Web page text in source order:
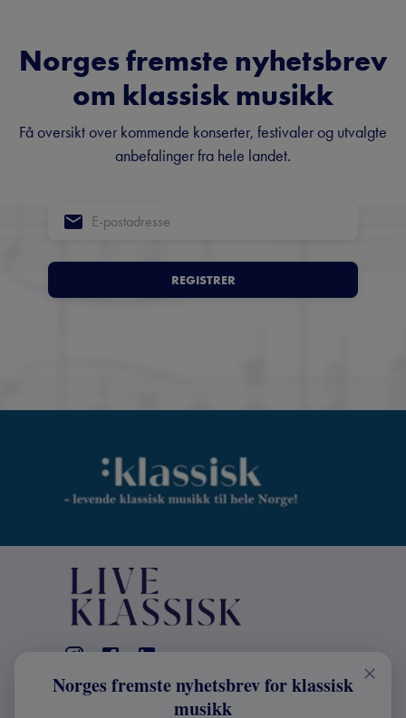
Norges fremste nyhetsbrev
om klassisk musikk
Få oversikt over kommende konserter, festivaler og utvalgte
anbefalinger fra hele landet.
REGISTRER
KONTAKT
Norges fremste nyhetsbrev for klassisk
musikk